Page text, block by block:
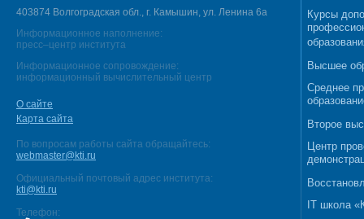
403874 Волгоградская обл., г. Камышин, ул. Ленина 6а
Информационное наполнение:
пресс–центр института
Информационное сопровождение:
информационный вычислительный центр
О сайте
Карта сайта
По вопросам работы сайта обращайтесь:
webmaster@kti.ru
Официальный почтовый адрес института:
kti@kti.ru
Телефон:
Курсы
Высшее
Среднее
Второе
Центр
IT школа